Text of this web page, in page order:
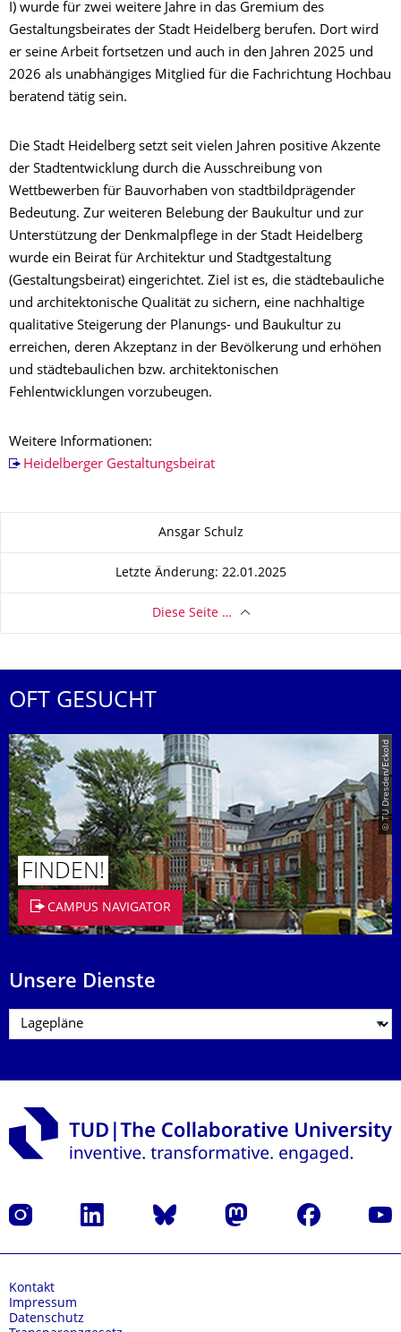
I) wurde für zwei weitere Jahre in das Gremium des
Gestaltungsbeirates der Stadt Heidelberg berufen. Dort wird
er seine Arbeit fortsetzen und auch in den Jahren 2025 und
2026 als unabhängiges Mitglied für die Fachrichtung Hochbau
beratend tätig sein.
Die Stadt Heidelberg setzt seit vielen Jahren positive Akzente
der Stadtentwicklung durch die Ausschreibung von
Wettbewerben für Bauvorhaben von stadtbildprägender
Bedeutung. Zur weiteren Belebung der Baukultur und zur
Unterstützung der Denkmalpflege in der Stadt Heidelberg
wurde ein Beirat für Architektur und Stadtgestaltung
(Gestaltungsbeirat) eingerichtet. Ziel ist es, die städtebauliche
und architektonische Qualität zu sichern, eine nachhaltige
qualitative Steigerung der Planungs- und Baukultur zu
erreichen, deren Akzeptanz in der Bevölkerung und erhöhen
und städtebaulichen bzw. architektonischen
Fehlentwicklungen vorzubeugen.
Weitere Informationen:
Heidelberger Gestaltungsbeirat
Ansgar Schulz
Letzte Änderung: 22.01.2025
Diese Seite …
OFT GESUCHT
© TU Dresden/Eckold
FINDEN!
CAMPUS NAVIGATOR
Unsere Dienste
Instagram LinkedIn Bluesky Mastodon Facebook
Kontakt
Impressum
Datenschutz